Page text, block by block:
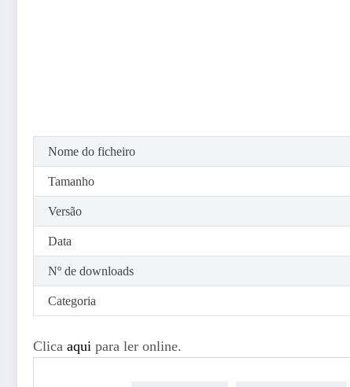
Nome do ficheiro
Tamanho
Versão
Data
Nº de downloads
Categoria
Clica aqui para ler online.